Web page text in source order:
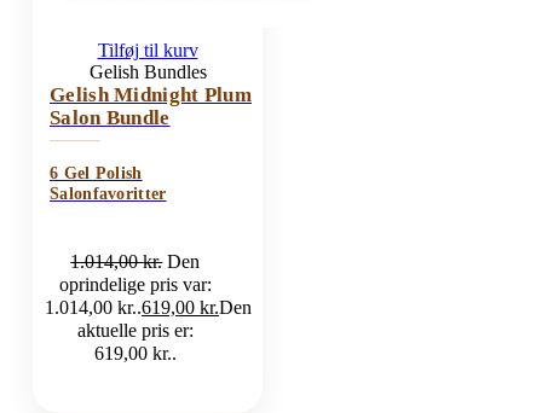
Tilføj til kurv
Gelish Bundles
Gelish Midnight Plum
Salon Bundle
6 Gel Polish
Salonfavoritter
1.014,00kr. Den
oprindelige pris var:
1.014,00 kr..619,00 kr.Den
aktuelle pris er:
619,00 kr..